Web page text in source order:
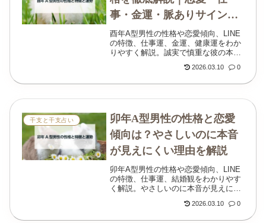
事・金運・脈ありサイン
は？
酉年A型男性の性格や恋愛傾向、LINE
の特徴、仕事運、金運、健康運をわか
りやすく解説。誠実で慎重な彼の本音
2026.03.10 0
干支と干支占い
卯年A型男性の性格と恋愛
傾向は？やさしいのに本音
が見えにくい理由を解説
卯年A型男性の性格や恋愛傾向、LINE
の特徴、仕事運、結婚観をわかりやす
く解説。やさしいのに本音が見えにく
寧にまとめています。
2026.03.10 0